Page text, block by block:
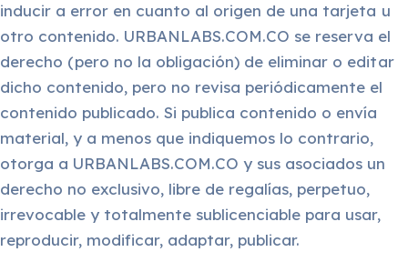
inducir a error en cuanto al origen de una tarjeta u
otro contenido. URBANLABS.COM.CO se reserva el
derecho (pero no la obligación) de eliminar o editar
dicho contenido, pero no revisa periódicamente el
contenido publicado. Si publica contenido o envía
material, y a menos que indiquemos lo contrario,
otorga a URBANLABS.COM.CO y sus asociados un
derecho no exclusivo, libre de regalías, perpetuo,
irrevocable y totalmente sublicenciable para usar,
reproducir, modificar, adaptar, publicar.